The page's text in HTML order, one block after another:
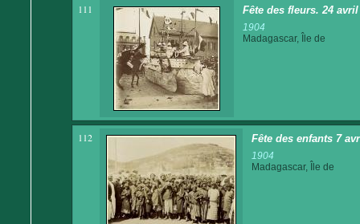
111 Fête des fleurs. 24 avril
1904
Madagascar, Île de
112 Fête des enfants 7
1904
Madagascar, Île de